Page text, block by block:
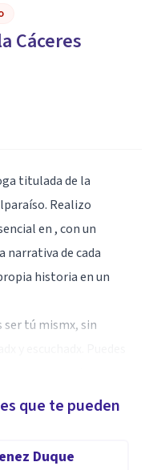
Cáceres
titulada de la
Realizo
en , con un
narrativa de cada
historia en un
ser tú mismx, sin
siempre buscaré
en donde desde el
que te pueden
Duque